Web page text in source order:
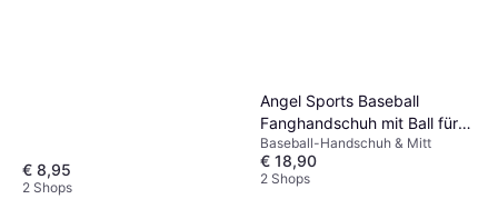
€ 8,95
2 Shops
Angel Sports Baseball
Fanghandschuh mit Ball für
Kinder
Baseball-Handschuh & Mitt
€ 18,90
2 Shops